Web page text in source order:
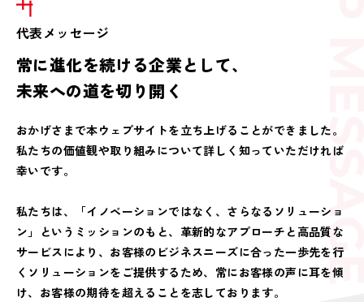
TOP
代表メッセージ
常に進化を続ける企業として、
未来への道を切り開く
おかげさまで本ウェブサイトを立ち上げることができました。
私たちの価値観や取り組みについて詳しく知っていただければ
幸いです。
私たちは、「イノベーションではなく、さらなるソリューショ
ン」というミッションのもと、革新的なアプローチと高品質な
サービスにより、お客様のビジネスニーズに合った一歩先を行
くソリューションをご提供するため、常にお客様の声に耳を傾
け、お客様の期待を超えることを志しております。